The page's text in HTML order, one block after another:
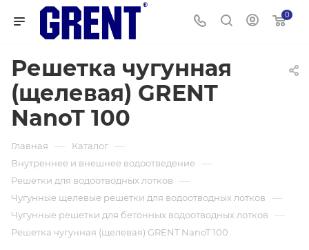
0
Решетка чугунная
(щелевая) GRENT
NanoT 100
Главная — Каталог —
Внутреннее и внешнее водоотведение —
Решетки для водоотводных лотков —
Чугунные щелевые решетки для водоотводных лотков —
Чугунные решетки для бетонных водоотводных лотков —
Решетка чугунная (щелевая) GRENT NanoT 100